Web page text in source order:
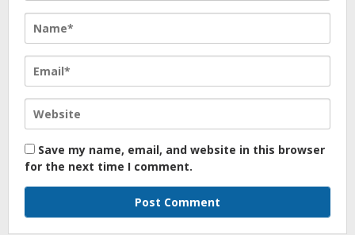
Save my name, email, and website in this browser
for the next time I comment.